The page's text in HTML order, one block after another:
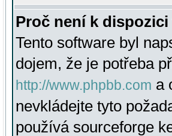
Proč není k
Tento software byl
dojem, že je potřeba
http://www.phpbb.com a
nevkládejte tyto
používá sourceforge